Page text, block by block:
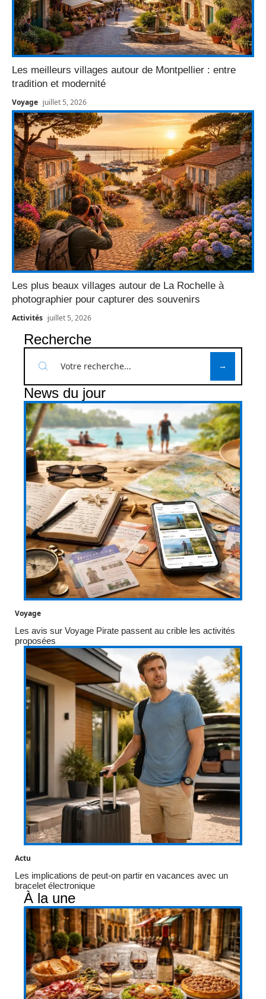
Les meilleurs villages autour de Montpellier : entre
tradition et modernité
Voyage juillet 5, 2026
Les plus beaux villages autour de La Rochelle à
photographier pour capturer des souvenirs
Activités juillet 5, 2026
Recherche
News du jour
Voyage
Les avis sur Voyage Pirate passent au crible les activités
proposées
Actu
Les implications de peut-on partir en vacances avec un
bracelet électronique
À la une